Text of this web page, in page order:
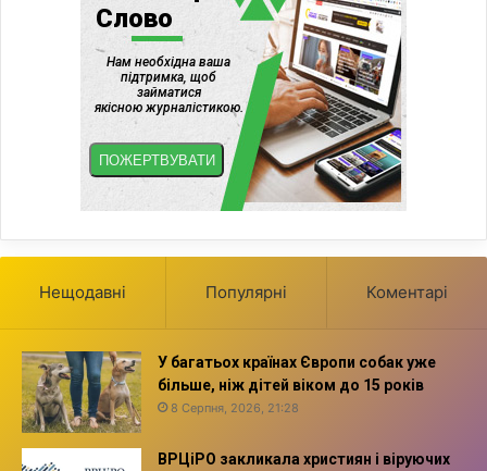
Нещодавні Популярні Коментарі
У багатьох країнах Європи собак уже
більше, ніж дітей віком до 15 років
8 Серпня, 2026, 21:28
ВРЦіРО закликала християн і віруючих